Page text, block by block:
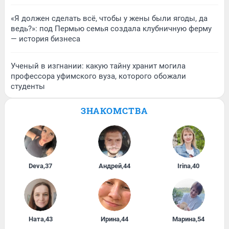
«Я должен сделать всё, чтобы у жены были ягоды, да
ведь?»: под Пермью семья создала клубничную ферму
— история бизнеса
Ученый в изгнании: какую тайну хранит могила
профессора уфимского вуза, которого обожали
студенты
ЗНАКОМСТВА
Deva,37 Андрей,44 Irina,40
Ната,43 Ирина,44 Марина,54